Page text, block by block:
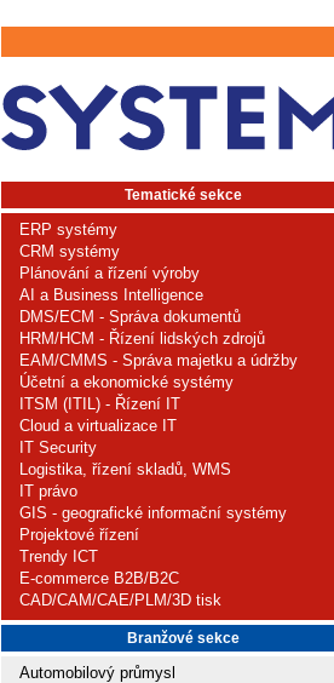
Tematické sekce
ERP systémy
CRM systémy
Plánování a řízení výroby
AI a Business Intelligence
DMS/ECM - Správa dokumentů
HRM/HCM - Řízení lidských zdrojů
EAM/CMMS - Správa majetku a údržby
Účetní a ekonomické systémy
ITSM (ITIL) - Řízení IT
Cloud a virtualizace IT
IT Security
Logistika, řízení skladů, WMS
IT právo
GIS - geografické informační systémy
Projektové řízení
Trendy ICT
E-commerce B2B/B2C
CAD/CAM/CAE/PLM/3D tisk
Branžové sekce
Automobilový průmysl